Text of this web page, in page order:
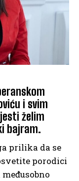
i svim
želim
bajram.
prilika da se
porodici